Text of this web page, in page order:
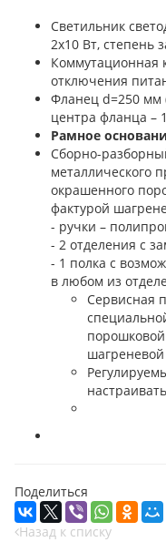
Светильник
2х10 Вт, степень
Коммутационная
отключения
Фланец d=250 мм
центра фланца –
Рамное
Сборно-
металлического
окрашенного
фактурой
- ручки –
- 2 отделения с
- 1 полка с
в любом из
Сервисная
порошковой
Поделиться
Назад к списку